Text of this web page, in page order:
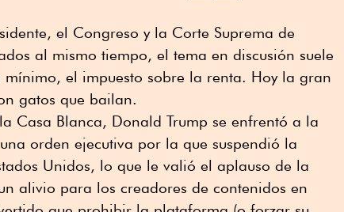
el Congreso y la Corte Suprema de
al mismo tiempo, el tema en discusión suele
el impuesto sobre la renta. Hoy la gran
gatos que bailan.
Casa Blanca, Donald Trump se enfrentó a la
orden ejecutiva por la que suspendió la
Unidos, lo que le valió el aplauso de la
alivio para los creadores de contenidos en